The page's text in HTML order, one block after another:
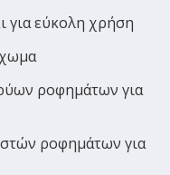
για εύκολη χρήση
ροφημάτων για
ροφημάτων για